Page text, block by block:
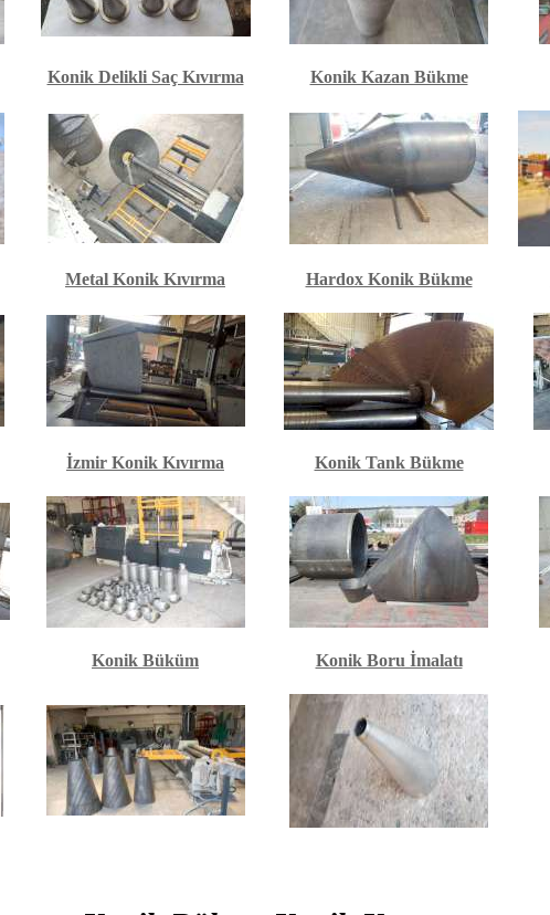
Konik Delikli Saç Kıvırma Konik Kazan Bükme
Metal Konik Kıvırma Hardox Konik Bükme
İzmir Konik Kıvırma Konik Tank Bükme
Konik Büküm Konik Boru İmalatı